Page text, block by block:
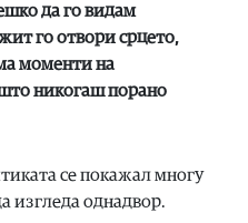
да го видам
го отвори срцето,
моменти на
никогаш порано
се покажал многу
изгледа однадвор.